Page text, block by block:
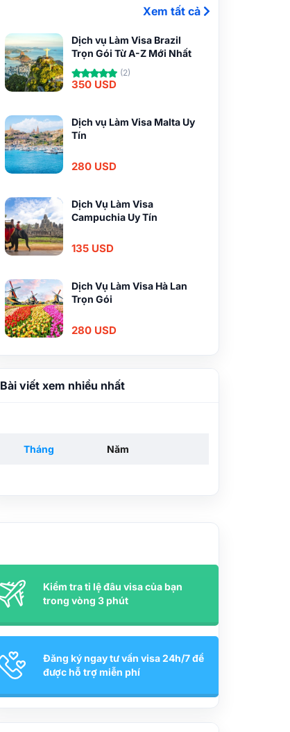
Xem tất cả
Dịch vụ Làm Visa Brazil
Trọn Gói Từ A-Z Mới Nhất
(2)
350 USD
Dịch vụ Làm Visa Malta Uy
Tín
280 USD
Dịch Vụ Làm Visa
Campuchia Uy Tín
135 USD
Dịch Vụ Làm Visa Hà Lan
Trọn Gói
280 USD
Bài viết xem nhiều nhất
Tháng Năm
Kiểm tra tỉ lệ đâu visa của bạn
trong vòng 3 phút
Đăng ký ngay tư vấn visa 24h/7 để
được hỗ trợ miễn phí